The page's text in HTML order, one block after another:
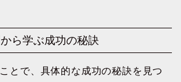
ら学ぶ成功の秘訣
とで、具体的な成功の秘訣を見つ